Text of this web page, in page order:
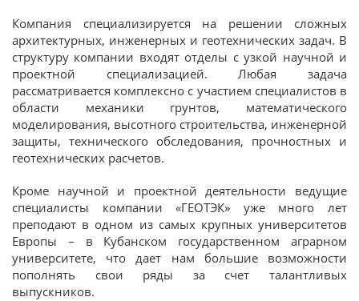
Компания специализируется на решении сложных
архитектурных, инженерных и геотехнических задач. В
структуру компании входят отделы с узкой научной и
проектной специализацией. Любая задача
рассматривается комплексно с участием специалистов в
области механики грунтов, математического
моделирования, высотного строительства, инженерной
защиты, технического обследования, прочностных и
геотехнических расчетов.
Кроме научной и проектной деятельности ведущие
специалисты компании «ГЕОТЭК» уже много лет
преподают в одном из самых крупных университетов
Европы – в Кубанском государственном аграрном
университете, что дает нам большие возможности
пополнять свои ряды за счет талантливых
выпускников.